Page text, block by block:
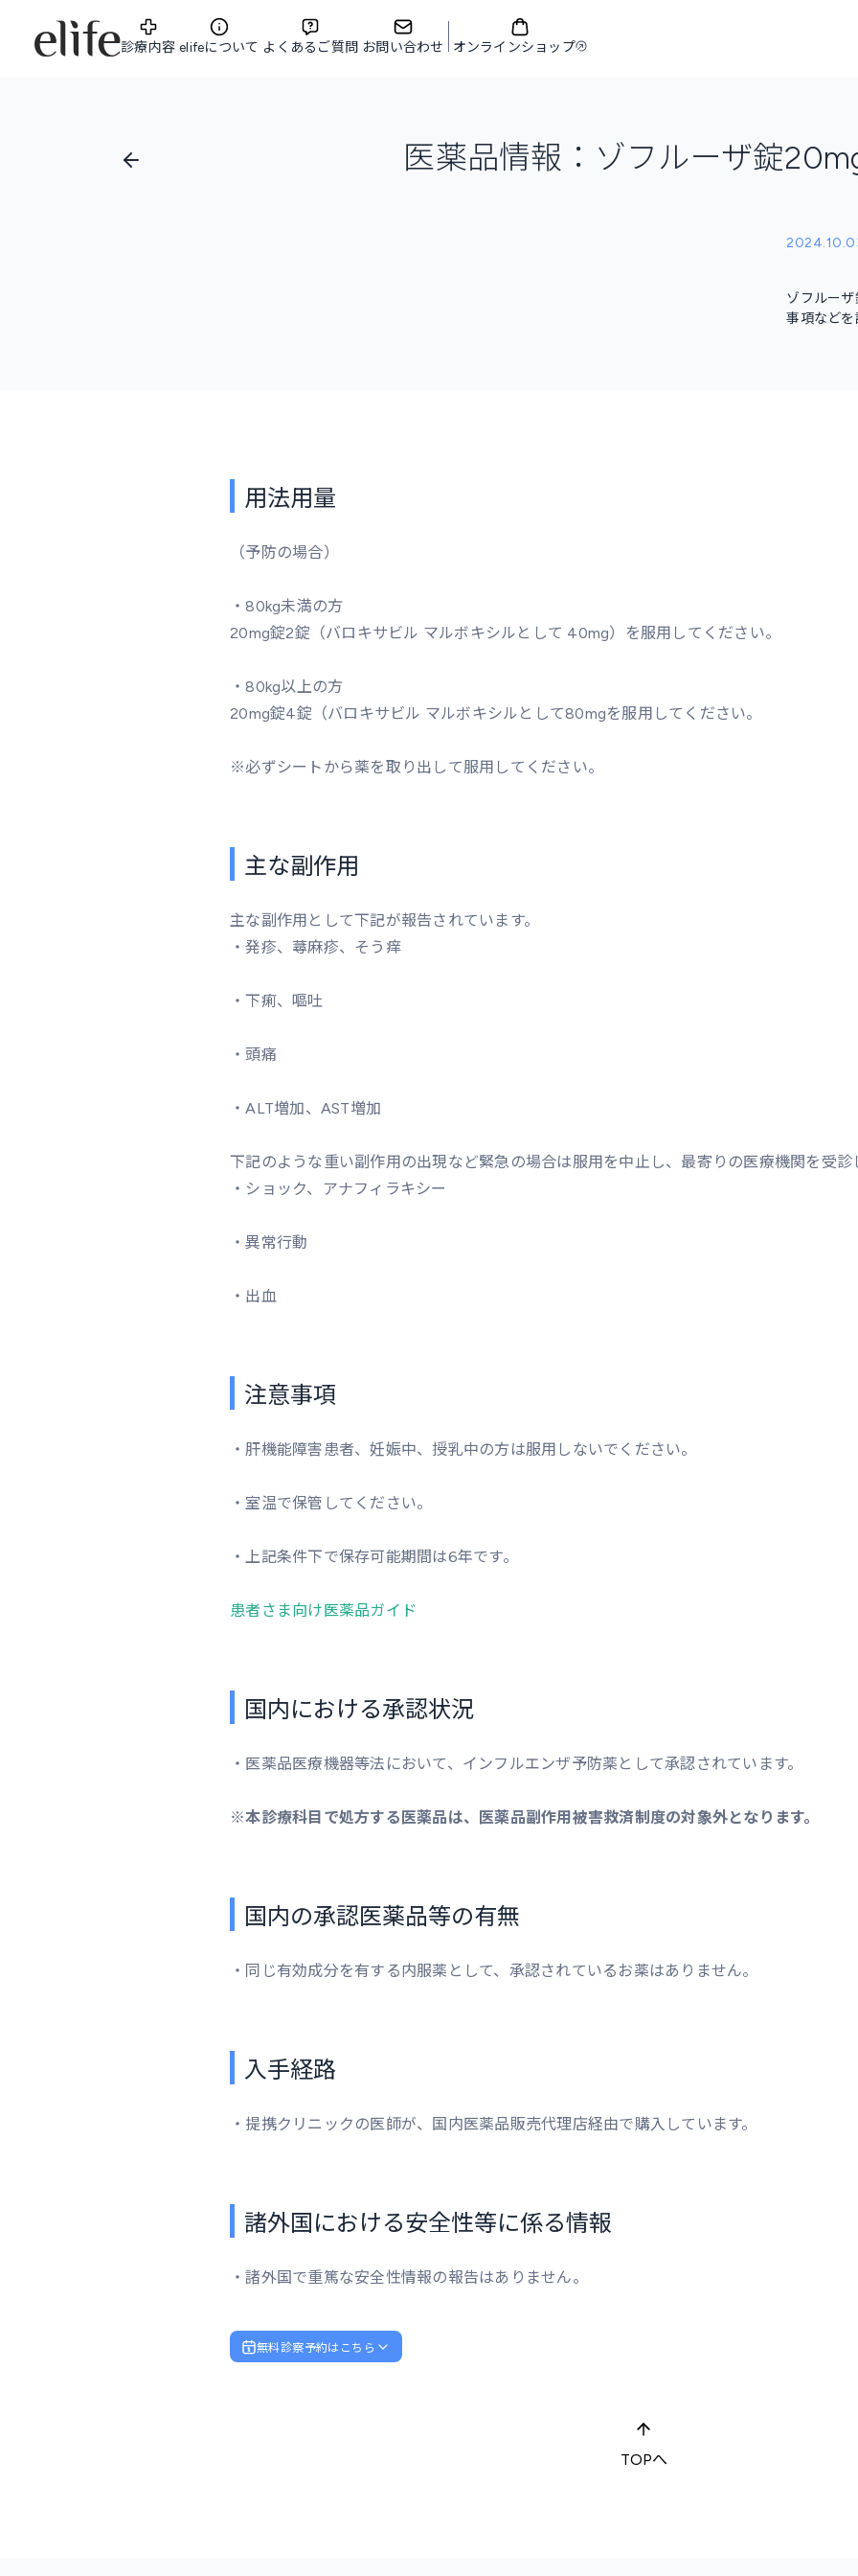
診療内容 elifeについて よくあるご質問 お問い合わせ オンラインショップ
医薬品情報：ゾフルーザ錠
ゾフルー
事項などを
用法用量
（予防の場合）
・80kg未満の方
20mg錠2錠（バロキサビル マルボキシルとして 40mg）を服用してください。
・80kg以上の方
20mg錠4錠（バロキサビル マルボキシルとして80mgを服用してください。
※必ずシートから薬を取り出して服用してください。
主な副作用
主な副作用として下記が報告されています。
・発疹、蕁麻疹、そう痒
・下痢、嘔吐
・頭痛
・ALT増加、AST増加
下記のような重い副作用の出現など緊急の場合は服用を中止し、最寄りの医療機関を受診
・ショック、アナフィラキシー
・異常行動
・出血
注意事項
・肝機能障害患者、妊娠中、授乳中の方は服用しないでください。
・室温で保管してください。
・上記条件下で保存可能期間は6年です。
患者さま向け医薬品ガイド
国内における承認状況
・医薬品医療機器等法において、インフルエンザ予防薬として承認されています。
※本診療科目で処方する医薬品は、医薬品副作用被害救済制度の対象外となります。
国内の承認医薬品等の有無
・同じ有効成分を有する内服薬として、承認されているお薬はありません。
入手経路
・提携クリニックの医師が、国内医薬品販売代理店経由で購入しています。
諸外国における安全性等に係る情報
・諸外国で重篤な安全性情報の報告はありません。
無料診察予約はこちら
TOPへ